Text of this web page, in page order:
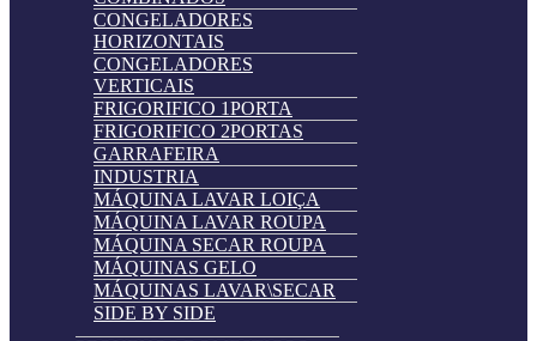
CONGELADORES
HORIZONTAIS
CONGELADORES
VERTICAIS
FRIGORIFICO 1PORTA
FRIGORIFICO 2PORTAS
GARRAFEIRA
INDUSTRIA
MÁQUINA LAVAR LOIÇA
MÁQUINA LAVAR ROUPA
MÁQUINA SECAR ROUPA
MÁQUINAS GELO
MÁQUINAS LAVAR\SECAR
SIDE BY SIDE